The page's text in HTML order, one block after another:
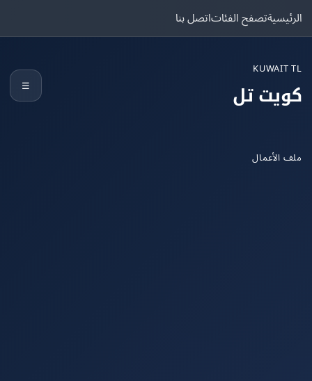
تصفح الفئاتاتصل بنا
تل